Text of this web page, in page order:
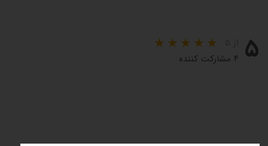
۵ ۴ مشارکت کننده